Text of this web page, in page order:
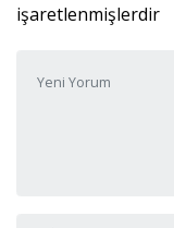
işaretlenmişlerdir